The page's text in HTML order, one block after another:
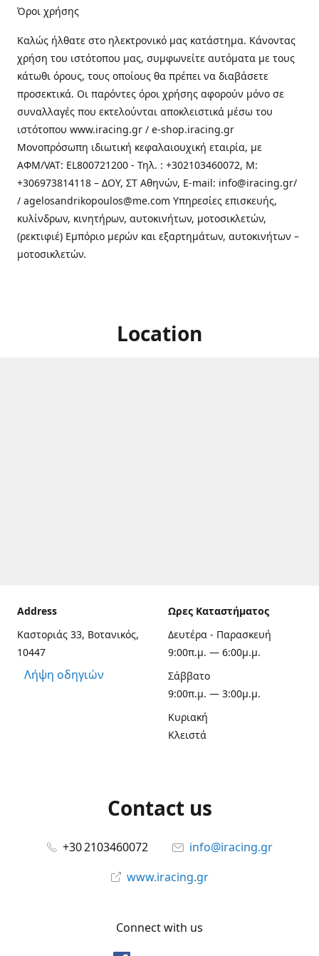
Όροι χρήσης
Καλώς ήλθατε στo ηλεκτρονικό μας κατάστημα. Κάνοντας
χρήση του ιστότοπου μας, συμφωνείτε αυτόματα με τους
κάτωθι όρους, τους οποίους θα πρέπει να διαβάσετε
προσεκτικά. Οι παρόντες όροι χρήσης αφορούν μόνο σε
συναλλαγές που εκτελούνται αποκλειστικά μέσω του
ιστότοπου www.iracing.gr / e-shop.iracing.gr
Μονοπρόσωπη ιδιωτική κεφαλαιουχική εταιρία, με
ΑΦΜ/VAT: EL800721200 - Τηλ. : +302103460072, M:
+306973814118 – ΔΟΥ, ΣΤ Αθηνών, E-mail: info@iracing.gr/
/ agelosandrikopoulos@me.com Υπηρεσίες επισκευής,
κυλίνδρων, κινητήρων, αυτοκινήτων, μοτοσικλετών,
(ρεκτιφιέ) Εμπόριο μερών και εξαρτημάτων, αυτοκινήτων –
μοτοσικλετών.
Location
Address
Καστοριάς 33, Βοτανικός,
10447
Λήψη οδηγιών
Ωρες Καταστήματος
Δευτέρα - Παρασκευή
9:00π.μ. — 6:00μ.μ.
Σάββατο
9:00π.μ. — 3:00μ.μ.
Κυριακή
Κλειστά
Contact us
+30 2103460072
info@iracing.gr
www.iracing.gr
Connect with us